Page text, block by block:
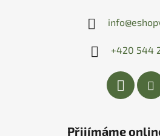
info@
+420 544
Přijímáme